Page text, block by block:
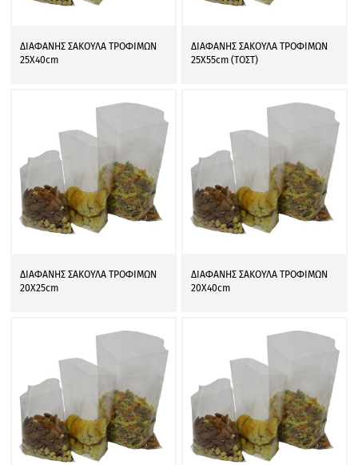
ΔΙΑΦΑΝΗΣ ΣΑΚΟΥΛΑ ΤΡΟΦΙΜΩΝ
25Χ40cm
ΔΙΑΦΑΝΗΣ ΣΑΚΟΥΛΑ ΤΡΟΦΙΜΩΝ
25Χ55cm (ΤΟΣΤ)
ΔΙΑΦΑΝΗΣ ΣΑΚΟΥΛΑ ΤΡΟΦΙΜΩΝ
20Χ25cm
ΔΙΑΦΑΝΗΣ ΣΑΚΟΥΛΑ ΤΡΟΦΙΜΩΝ
20Χ40cm